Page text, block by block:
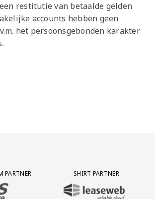
restitutie van betaalde gelden
accounts hebben geen
het persoonsgebonden karakter
PARTNER
MAIN & STADIUM PARTNER AFAS SOFTWARE
SHIRT PARTNER
BEZOEK ONZE SHIRT PARTNER